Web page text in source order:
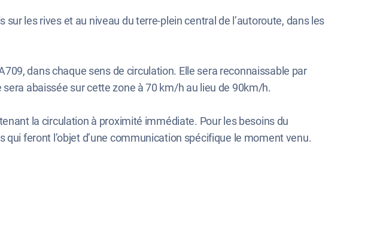
les rives et au niveau du terre-plein central de l’autoroute, dans les
dans chaque sens de circulation. Elle sera reconnaissable par
abaissée sur cette zone à 70 km/h au lieu de 90km/h.
la circulation à proximité immédiate. Pour les besoins du
feront l’objet d’une communication spécifique le moment venu.